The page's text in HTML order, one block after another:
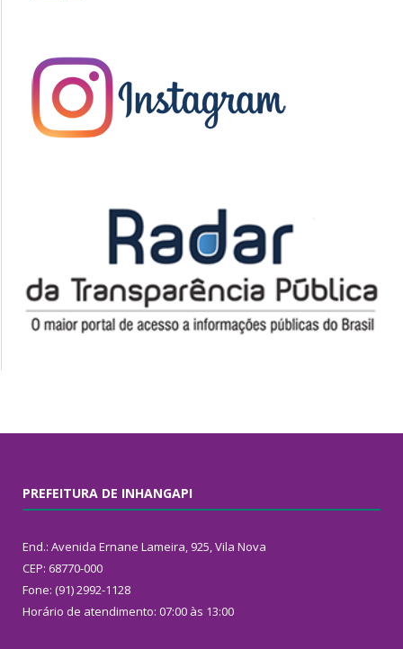
PREFEITURA DE INHANGAPI
End.: Avenida Ernane Lameira, 925, Vila Nova
CEP: 68770-000
Fone: (91) 2992-1128
Horário de atendimento: 07:00 às 13:00